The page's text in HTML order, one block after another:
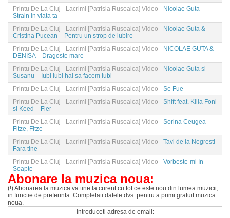
Printu De La Cluj - Lacrimi [Patrisia Rusoaica] Video - Nicolae Guta –
Strain in viata ta
Printu De La Cluj - Lacrimi [Patrisia Rusoaica] Video - Nicolae Guta &
Cristina Pucean – Pentru un strop de iubire
Printu De La Cluj - Lacrimi [Patrisia Rusoaica] Video - NICOLAE GUTA &
DENISA – Dragoste mare
Printu De La Cluj - Lacrimi [Patrisia Rusoaica] Video - Nicolae Guta si
Susanu – Iubi Iubi hai sa facem Iubi
Printu De La Cluj - Lacrimi [Patrisia Rusoaica] Video - Se Fue
Printu De La Cluj - Lacrimi [Patrisia Rusoaica] Video - Shift feat. Killa Foni
si Keed – Fler
Printu De La Cluj - Lacrimi [Patrisia Rusoaica] Video - Sorina Ceugea –
Fitze, Fitze
Printu De La Cluj - Lacrimi [Patrisia Rusoaica] Video - Tavi de la Negresti –
Fara tine
Printu De La Cluj - Lacrimi [Patrisia Rusoaica] Video - Vorbeste-mi In
Soapte
Abonare la muzica noua:
(!) Abonarea la muzica va tine la curent cu tot ce este nou din lumea muzicii,
in functie de preferinta. Completati datele dvs. pentru a primi gratuit muzica
noua.
Introduceti adresa de email: